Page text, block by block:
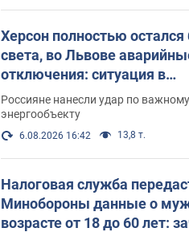
Херсон полностью остался
света, во Львове
отключения: ситуация в
энергосистеме 6 августа
Россияне нанесли удар по важному
энергообъекту
6.08.2026 16:42 13,8 т.
Налоговая служба
Минобороны данные о
возрасте от 18 до 60 лет: